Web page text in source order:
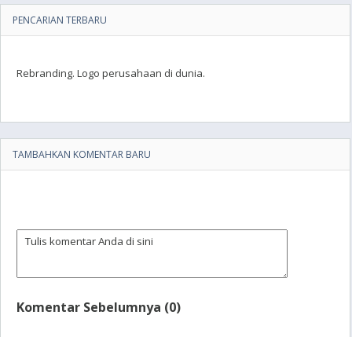
PENCARIAN TERBARU
Rebranding. Logo perusahaan di dunia.
TAMBAHKAN KOMENTAR BARU
Komentar Sebelumnya (0)